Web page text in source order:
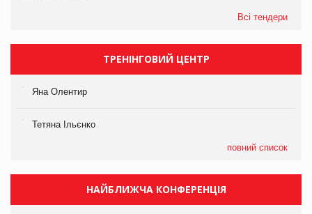
Всі тендери
ТРЕНІНГОВИЙ ЦЕНТР
Яна Олентир
Тетяна Ільєнко
повний список
НАЙБЛИЖЧА КОНФЕРЕНЦІЯ